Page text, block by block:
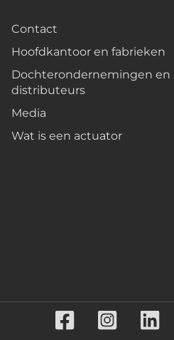
Contact
Hoofdkantoor en fabrieken
Dochterondernemingen en
distributeurs
Media
Wat is een actuator